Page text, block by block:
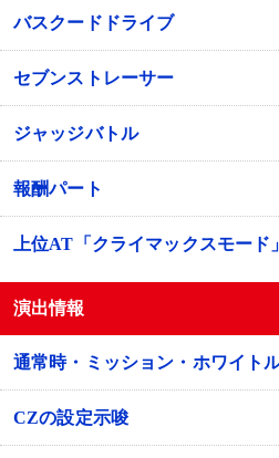
バスクードドライブ
セブンストレーサー
ジャッジバトル
報酬パート
上位AT「クライマックスモード」
演出情報
通常時・ミッション・ホワイト
CZの設定示唆